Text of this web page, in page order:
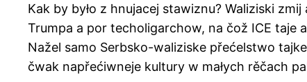
Kak by było z hnujacej stawiznu? Waliziski
Trumpa a por techoligarchow, na čož ICE taje
Nažel samo Serbsko-waliziske přećelstwo
čwak napřećiwneje kultury w małych rěčach